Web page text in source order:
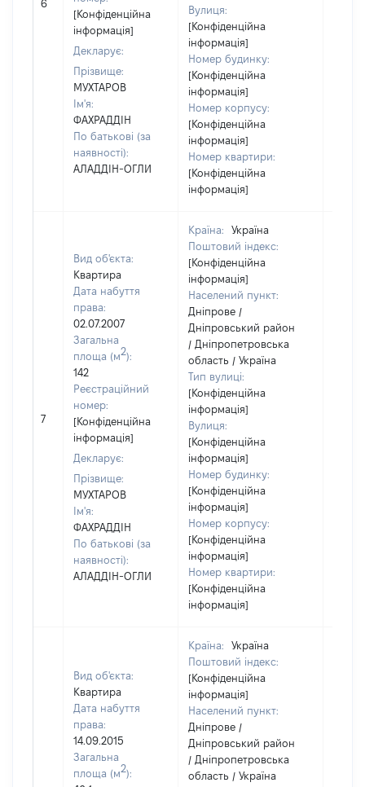
6
[Конфіденційна
інформація]
Декларує:
Прізвище:
МУХТАРОВ
Ім'я:
ФАХРАДДІН
По батькові (за
наявності):
АЛАДДІН-ОГЛИ
Вулиця:
[Конфіденційна
інформація]
Номер будинку:
[Конфіденційна
інформація]
Номер корпусу:
[Конфіденційна
інформація]
Номер квартири:
[Конфіденційна
інформація]
7
Вид об'єкта:
Квартира
Дата набуття
права:
02.07.2007
Загальна
площа (м2):
142
Реєстраційний
номер:
[Конфіденційна
інформація]
Декларує:
Прізвище:
МУХТАРОВ
Ім'я:
ФАХРАДДІН
По батькові (за
наявності):
АЛАДДІН-ОГЛИ
Країна:
Україна
Поштовий індекс:
[Конфіденційна
інформація]
Населений пункт:
Дніпрове /
Дніпровський район
/ Дніпропетровська
область / Україна
Тип вулиці:
[Конфіденційна
інформація]
Вулиця:
[Конфіденційна
інформація]
Номер будинку:
[Конфіденційна
інформація]
Номер корпусу:
[Конфіденційна
інформація]
Номер квартири:
[Конфіденційна
інформація]
Вид об'єкта:
Квартира
Дата набуття
права:
14.09.2015
Загальна
площа (м2):
Країна:
Україна
Поштовий індекс:
[Конфіденційна
інформація]
Населений пункт:
Дніпрове /
Дніпровський район
/ Дніпропетровська
область / Україна